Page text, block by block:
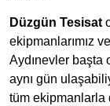
Düzgün Tesisat
ekipmanlarımız
Aydınevler başta
aynı gün
tüm ekipmanlarla